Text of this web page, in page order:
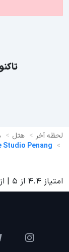
لحظه آخر هتل
Studio Penang
امتیاز 4.4 از 5 | از